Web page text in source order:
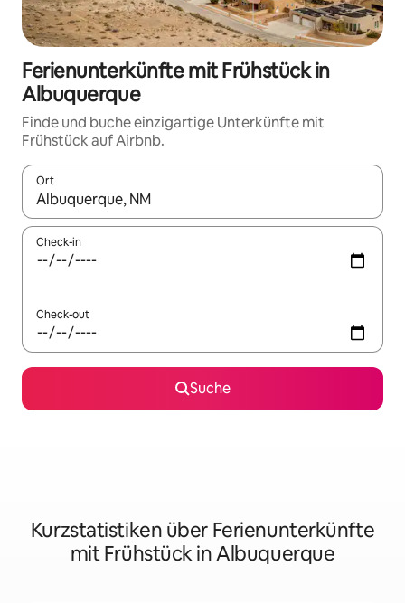
Ferienunterkünfte mit Frühstück in
Albuquerque
Finde und buche einzigartige Unterkünfte mit
Frühstück auf Airbnb.
Ort
Wenn Ergebnisse verfügbar sind, navigiere mit den
Check-in
Check-out
Suche
Kurzstatistiken über Ferienunterkünfte
mit Frühstück in Albuquerque